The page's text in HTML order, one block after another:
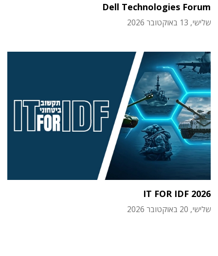
Dell Technologies Forum
שלישי, 13 באוקטובר 2026
IT FOR IDF 2026
שלישי, 20 באוקטובר 2026